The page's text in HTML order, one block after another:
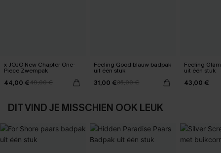
x JOJO New Chapter One-
Piece Zwempak
44,00 €49,00 €
Feeling Good blauw badpak
uit één stuk
31,00 €35,00 €
Feeling
uit één stuk
43,00 €
DIT VIND JE MISSCHIEN OOK LEUK